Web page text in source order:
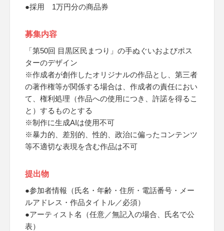
●採用 1万円分の商品券
募集内容
「第50回 目黒区民まつり」の手ぬぐいおよびポス
ターのデザイン
※作成者が創作したオリジナルの作品とし、第三者
の著作権等が関係する場合は、作成者の責任におい
て、権利処理（作品への使用につき、許諾を得るこ
と）するものとする
※制作に生成AIは使用不可
※暴力的、差別的、性的、政治に偏ったコンテンツ
等不適切な表現を含む作品は不可
提出物
●参加者情報（氏名・年齢・住所・電話番号・メー
ルアドレス・作品タイトル／必須）
●アーティスト名（任意／無記入の場合、氏名で公
表）